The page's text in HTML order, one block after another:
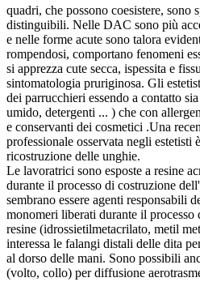
quadri, che possono coesistere, sono
distinguibili. Nelle DAC sono più
e nelle forme acute sono talora
rompendosi, comportano fenomeni
si apprezza cute secca, ispessita e
sintomatologia pruriginosa. Gli
dei parrucchieri essendo a contatto
umido, detergenti ... ) che con
e conservanti dei cosmetici .Una
professionale osservata negli estetisti
ricostruzione delle unghie.
Le lavoratrici sono esposte a resine
durante il processo di costruzione
sembrano essere agenti responsabili
monomeri liberati durante il
resine (idrossietilmetacrilato, metil
interessa le falangi distali delle dita
al dorso delle mani. Sono possibili
(volto, collo) per diffusione